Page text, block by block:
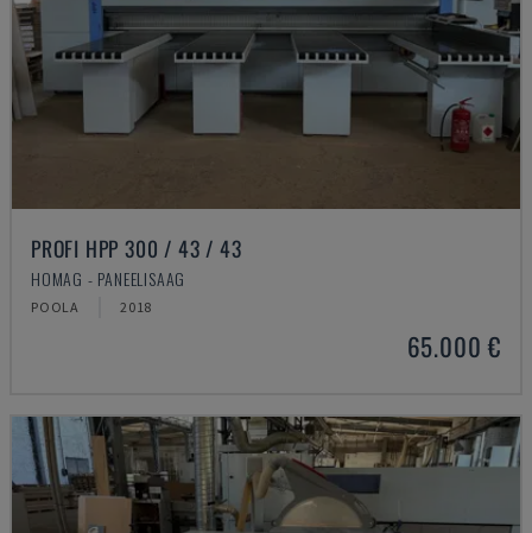
PROFI HPP 300 / 43 / 43
HOMAG - PANEELISAAG
POOLA 2018
65.000 €